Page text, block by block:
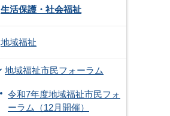
生活保護・社会福祉
地域福祉
地域福祉市民フォーラム
令和7年度地域福祉市民フォ
ーラム（12月開催）